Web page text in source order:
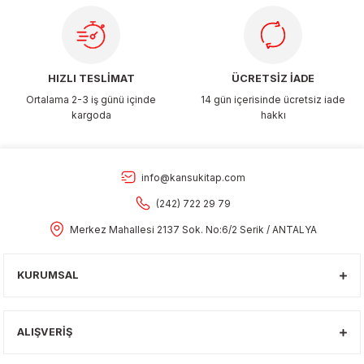
HIZLI TESLİMAT
Ortalama 2-3 iş günü içinde
kargoda
ÜCRETSİZ İADE
14 gün içerisinde ücretsiz iade
hakkı
info@kansukitap.com
(242) 722 29 79
Merkez Mahallesi 2137 Sok. No:6/2 Serik / ANTALYA
KURUMSAL
ALIŞVERİŞ